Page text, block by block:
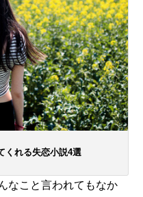
くれる失恋小説4選
なこと言われてもなか